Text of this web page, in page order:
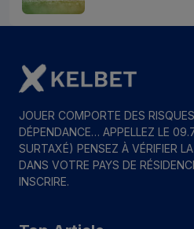
JOUER COMPORTE DES
DÉPENDANCE… APPELLEZ LE
SURTAXÉ) PENSEZ À VÉRIFIER
DANS VOTRE PAYS DE
INSCRIRE.